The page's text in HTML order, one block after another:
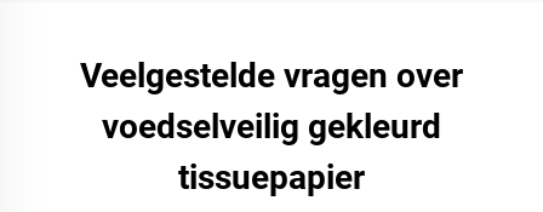
Veelgestelde vragen over
voedselveilig gekleurd
tissuepapier